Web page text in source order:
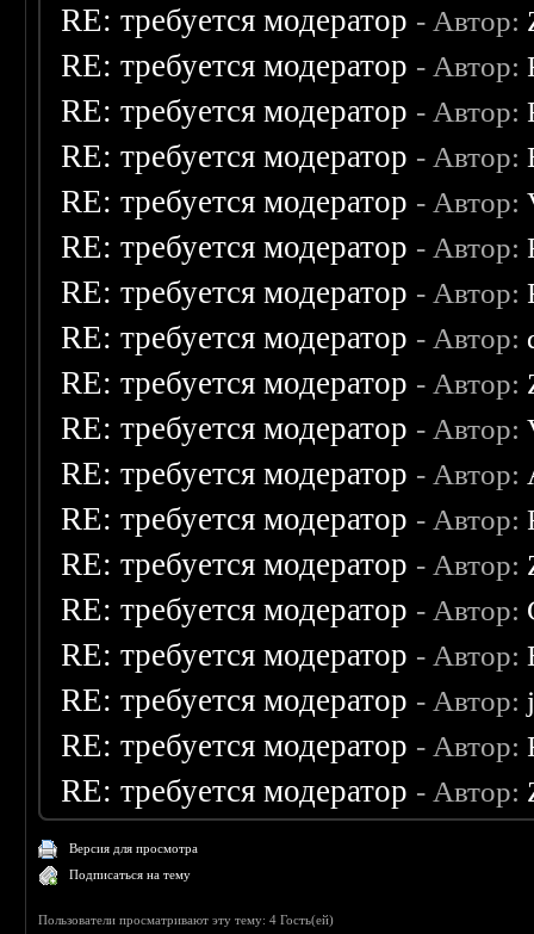
RE: требуется модератор - Автор:
RE: требуется модератор - Автор:
RE: требуется модератор - Автор:
RE: требуется модератор - Автор:
RE: требуется модератор - Автор:
RE: требуется модератор - Автор:
RE: требуется модератор - Автор:
RE: требуется модератор - Автор:
RE: требуется модератор - Автор:
RE: требуется модератор - Автор:
RE: требуется модератор - Автор:
RE: требуется модератор - Автор:
RE: требуется модератор - Автор:
RE: требуется модератор - Автор:
RE: требуется модератор - Автор:
RE: требуется модератор - Автор:
RE: требуется модератор - Автор:
RE: требуется модератор - Автор:
Версия для просмотра
Подписаться на тему
Пользователи просматривают эту тему: 4 Гость(ей)